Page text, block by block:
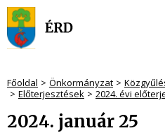
Főoldal Önkormányzat
Előterjesztések
2024. évi
2024. január 25